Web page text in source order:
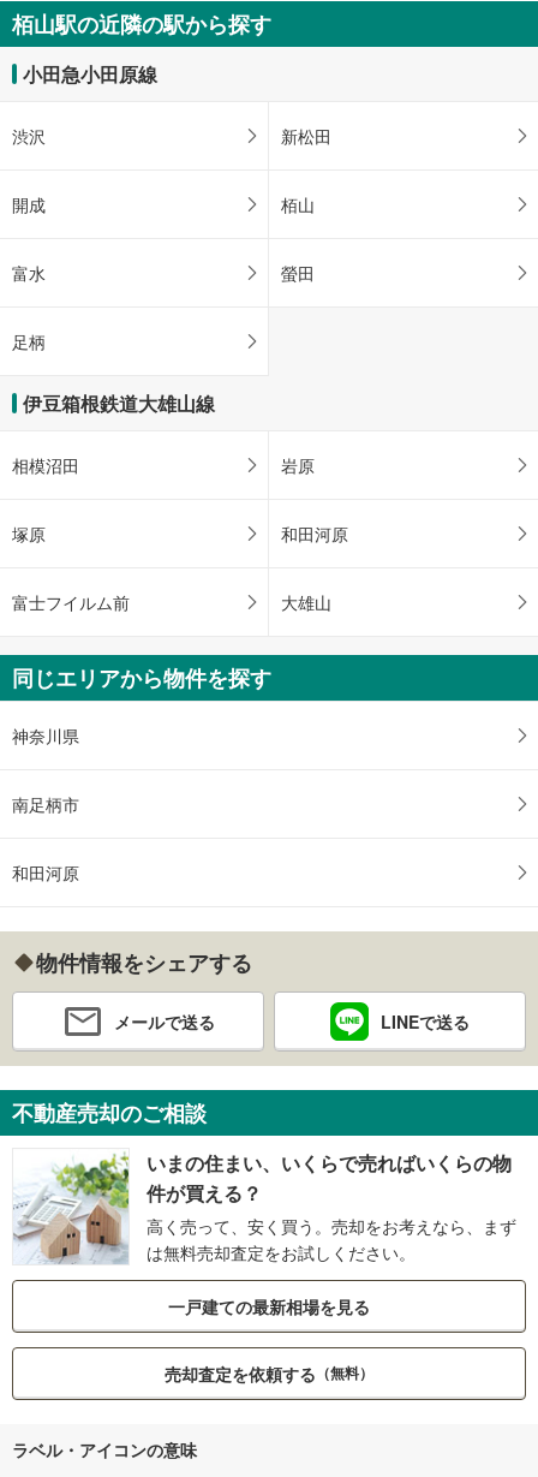
栢山駅の近隣の駅から探す
小田急小田原線
渋沢 新松田
開成 栢山
富水 螢田
足柄
伊豆箱根鉄道大雄山線
相模沼田 岩原
塚原 和田河原
富士フイルム前 大雄山
同じエリアから物件を探す
神奈川県
南足柄市
和田河原
物件情報をシェアする
メールで送る LINEで送る
不動産売却のご相談
いまの住まい、いくらで売ればいくらの物
件が買える？
高く売って、安く買う。売却をお考えなら、まず
は無料売却査定をお試しください。
一戸建ての最新相場を見る
売却査定を依頼する （無料）
ラベル・アイコンの意味